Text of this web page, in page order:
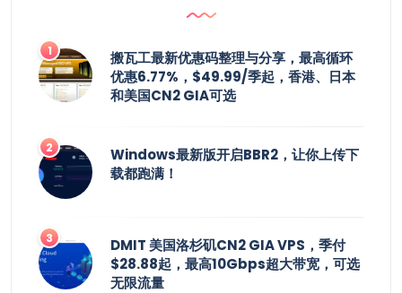
搬瓦工最新优惠码整理与分享，最高循环
优惠6.77%，$49.99/季起，香港、日本
和美国CN2 GIA可选
Windows最新版开启BBR2，让你上传下
载都跑满！
DMIT 美国洛杉矶CN2 GIA VPS，季付
$28.88起，最高10Gbps超大带宽，可选
无限流量